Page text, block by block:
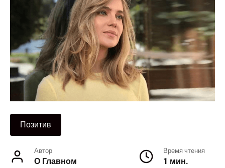
Позитив
Автор
О Главном
Время чтения
1 мин.